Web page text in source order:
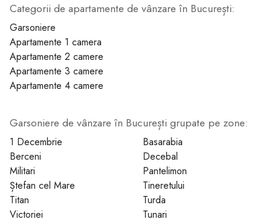
1 2 3 4 5 6
Categorii de apartamente de vânzare în București:
Garsoniere
Apartamente 1 camera
Apartamente 2 camere
Apartamente 3 camere
Apartamente 4 camere
Garsoniere de vânzare în București grupate pe zone:
1 Decembrie
Basarabia
Berceni
Decebal
Militari
Pantelimon
Ștefan cel Mare
Tineretului
Titan
Turda
Victoriei
Tunari